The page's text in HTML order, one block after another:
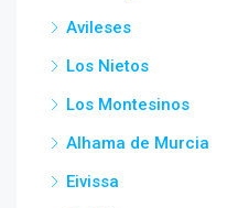
Avileses
Los Nietos
Los Montesinos
Alhama de Murcia
Eivissa